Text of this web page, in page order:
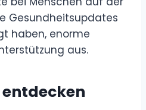
Gesundheitsupdates
haben, enorme
aus.
entdecken